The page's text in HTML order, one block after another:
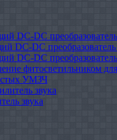
DC-DC
DC-DC
DC-DC
фитосветильником
УМЗЧ
звука
звука